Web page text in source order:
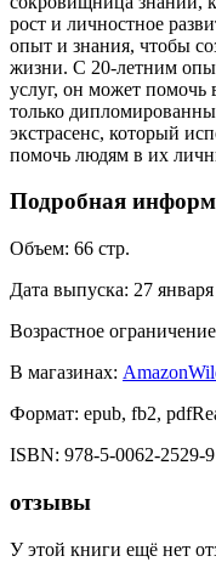
рост и личностное
опыт и знания, чтобы
жизни. С 20-летним
услуг, он может
только
экстрасенс, который
помочь людям в их
Подробная
Объем: 66 стр.
Дата выпуска: 27
Возрастное
В магазинах: Amazon
Формат: epub, fb2,
ISBN: 978-5-0062-2529-9
отзывы
У этой книги ещё нет